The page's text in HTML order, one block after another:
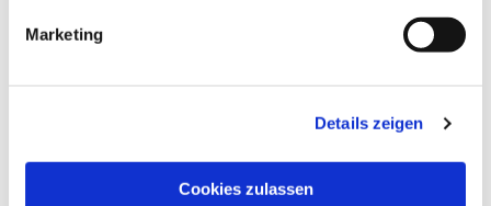
Marketing
Details zeigen
Cookies zulassen